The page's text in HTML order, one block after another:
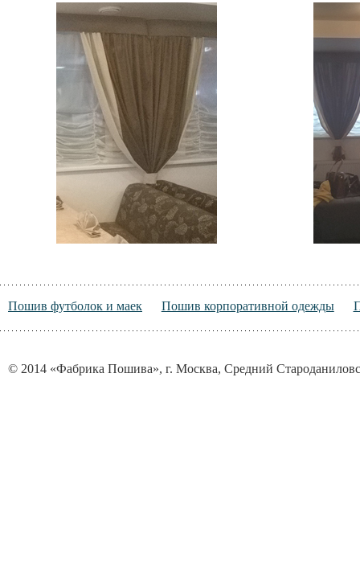
Пошив футболок и маек Пошив корпоративной одежды
© 2014 «Фабрика Пошива», г. Москва, Средний